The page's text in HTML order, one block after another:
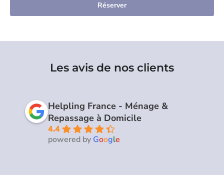
Réserver
Les avis de nos clients
Helpling France - Ménage &
Repassage à Domicile
4.4
powered by Google